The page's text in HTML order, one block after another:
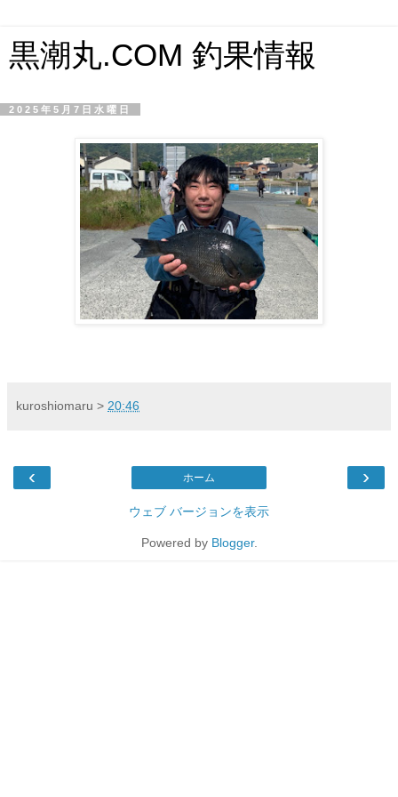
黒潮丸.COM 釣果情報
2025年5月7日水曜日
kuroshiomaru > 20:46
‹ ›
ホーム
ウェブ バージョンを表示
Powered by Blogger.